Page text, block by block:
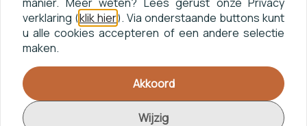
Bestel
verklaring (klik hier). Via onderstaande buttons kunt
u alle cookies accepteren of een andere selectie
maken.
Akkoord
Wijzig